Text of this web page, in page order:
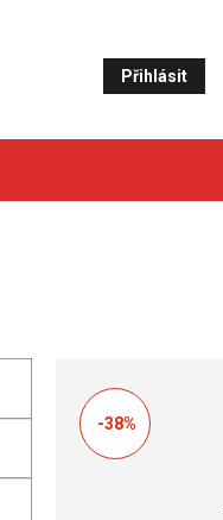
Přihlásit
-38%